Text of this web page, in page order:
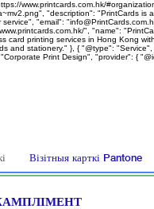
www.printcards.com.hk/
"description": "PrintCards
"email":
", "name":
printing services in Hong Kong
stationery." }, { "@type":
Print Design", "provider": {
Візітныя карткі Pantone